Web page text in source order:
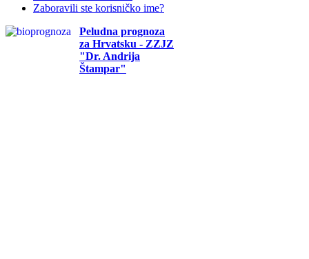
Zaboravili ste korisničko ime?
Peludna prognoza
za Hrvatsku - ZZJZ
"Dr. Andrija
Štampar"